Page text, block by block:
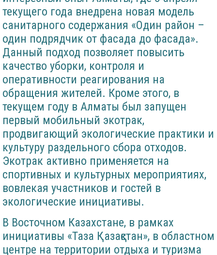
текущего года внедрена новая модель
санитарного содержания «Один район –
один подрядчик от фасада до фасада».
Данный подход позволяет повысить
качество уборки, контроля и
оперативности реагирования на
обращения жителей. Кроме этого, в
текущем году в Алматы был запущен
первый мобильный экотрак,
продвигающий экологические практики и
культуру раздельного сбора отходов.
Экотрак активно применяется на
спортивных и культурных мероприятиях,
вовлекая участников и гостей в
экологические инициативы.
В Восточном Казахстане, в рамках
инициативы «Таза Қазақстан», в областном
центре на территории отдыха и туризма